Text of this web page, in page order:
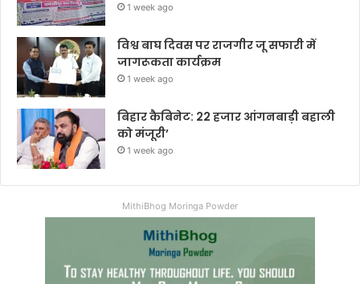
1 week ago
विश्व बाघ दिवस पर राजगीर जू सफारी में
जागरूकता कार्यक्रम
1 week ago
बिहार कैबिनेट: 22 हजार आंगनबाड़ी बहाली
को मंजूरी’
1 week ago
MithiBhog Moringa Powder